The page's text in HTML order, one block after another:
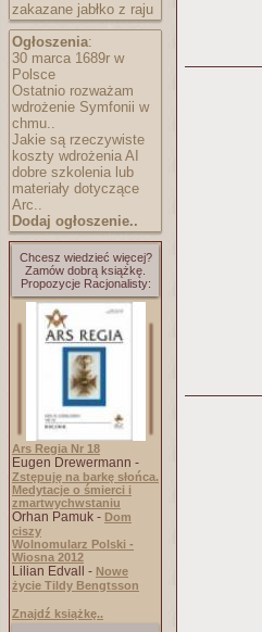
zakazane jabłko z raju
Ogłoszenia:
30 marca 1689r w
Polsce
Ostatnio rozważam
wdrożenie Symfonii w
chmu..
Jakie są rzeczywiste
koszty wdrożenia AI
dobre szkolenia lub
materiały dotyczące
Arc..
Dodaj ogłoszenie..
Chcesz wiedzieć więcej?
Zamów dobrą książkę.
Propozycje Racjonalisty:
Ars Regia Nr 18
Eugen Drewermann -
Zstępuję na barkę słońca.
Medytacje o śmierci i
zmartwychwstaniu
Orhan Pamuk - Dom
ciszy
Wolnomularz Polski -
Wiosna 2012
Lilian Edvall - Nowe
życie Tildy Bengtsson
Znajdź książkę..